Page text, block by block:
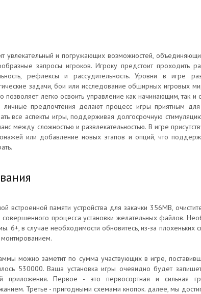
увлекательный и погружающих возможностей,
запросы игроков. Игроку предстоит проходить
рефлексы и рассудительность. Уровни в игре
задачи, бои или исследование обширных игровых
позволяет легко освоить управление как начинающим, так
личные предпочтения делают процесс игры приятным
все аспекты игры, поддерживая долгосрочную
между сложностью и развлекательностью. В игре
или добавление новых этапов и опций, что
встроенной памяти устройства для закачки 356MB,
процесса установки желательных файлов.
6+, в случае необходимости обновитесь, из-за плохеньких
можно заметит по сумма участвующих в игре,
530000. Ваша установка игры очевидно будет
приложения. Первое - это первосортная и сильная
Третье - пригодными схемами кнопок. далее, мы